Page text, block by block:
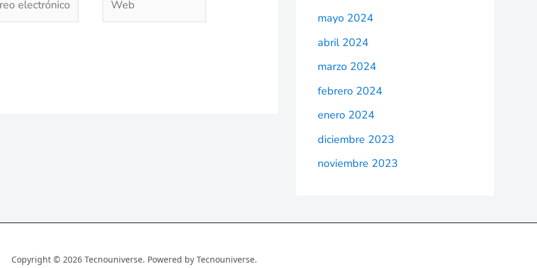
mayo 2024
abril 2024
marzo 2024
febrero 2024
enero 2024
diciembre 2023
noviembre 2023
Copyright © 2026 Tecnouniverse. Powered by Tecnouniverse.